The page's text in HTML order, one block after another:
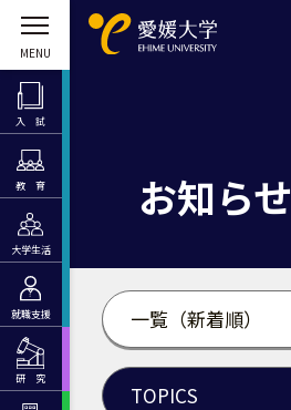
入 試
教 育
大学生活
就職支援
研 究
お知らせ
一覧（新着順）
TOPICS